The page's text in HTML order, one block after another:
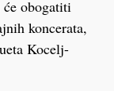
obogatiti
koncerata,
Kocelj-